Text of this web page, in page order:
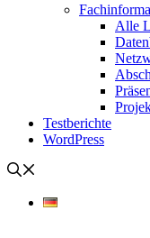
Alle
Testberichte
WordPress